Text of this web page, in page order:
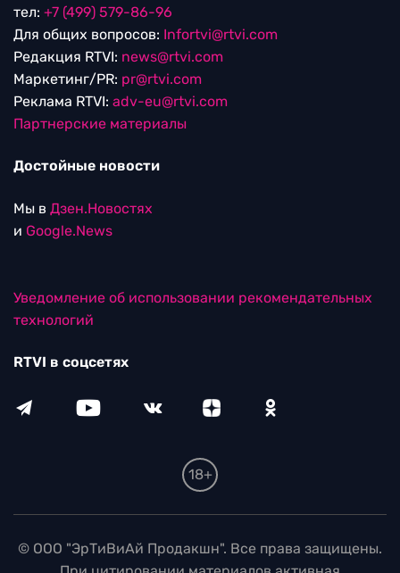
тел: +7 (499) 579-86-96
Для общих вопросов: Infortvi@rtvi.com
Редакция RTVI: news@rtvi.com
Маркетинг/PR: pr@rtvi.com
Реклама RTVI: adv-eu@rtvi.com
Партнерские материалы
Достойные новости
Мы в Дзен.Новостях
и Google.News
Уведомление об использовании рекомендательных
технологий
RTVI в соцсетях
18+
© ООО "ЭрТиВиАй Продакшн". Все права защищены.